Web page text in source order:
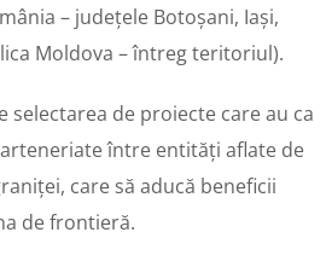
– județele Botoșani, Iași,
Moldova – întreg teritoriul).
de proiecte care au ca
între entități aflate de
care să aducă beneficii
de frontieră.